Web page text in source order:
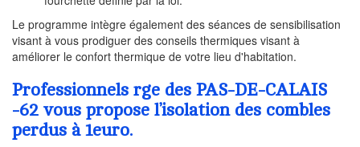
Le programme intègre également des séances de sensibilisation
visant à vous prodiguer des conseils thermiques visant à
améliorer le confort thermique de votre lieu d'habitation.
Professionnels rge des PAS-DE-CALAIS
-62 vous propose l’isolation des combles
perdus à 1euro.